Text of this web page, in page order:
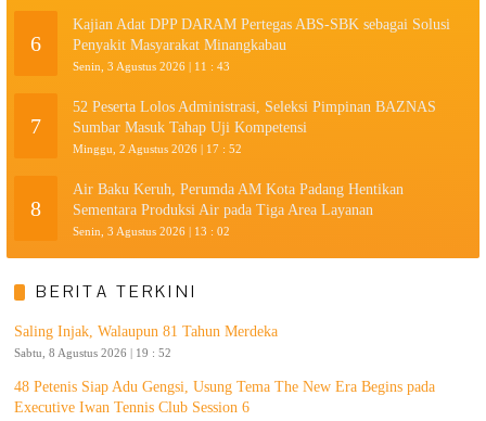
6
Kajian Adat DPP DARAM Pertegas ABS-SBK sebagai Solusi
Penyakit Masyarakat Minangkabau
Senin, 3 Agustus 2026 | 11 : 43
7
52 Peserta Lolos Administrasi, Seleksi Pimpinan BAZNAS
Sumbar Masuk Tahap Uji Kompetensi
Minggu, 2 Agustus 2026 | 17 : 52
8
Air Baku Keruh, Perumda AM Kota Padang Hentikan
Sementara Produksi Air pada Tiga Area Layanan
Senin, 3 Agustus 2026 | 13 : 02
BERITA TERKINI
Saling Injak, Walaupun 81 Tahun Merdeka
Sabtu, 8 Agustus 2026 | 19 : 52
48 Petenis Siap Adu Gengsi, Usung Tema The New Era Begins pada
Executive Iwan Tennis Club Session 6